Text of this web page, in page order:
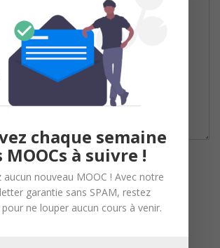
chaque semaine
MOOCs à suivre !
aucun nouveau MOOC ! Avec notre
garantie sans SPAM, restez
ne louper aucun cours à venir.